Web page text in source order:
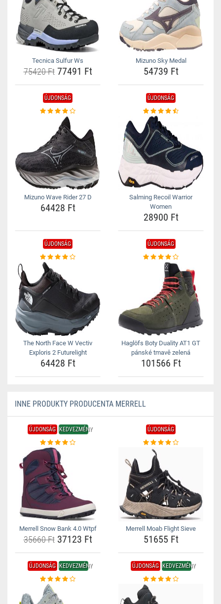
Tecnica Sulfur Ws
75420 Ft77491 Ft
Mizuno Sky Medal
54739 Ft
ÚJDONSÁG
Mizuno Wave Rider 27 D
64428 Ft
ÚJDONSÁG
Salming Recoil Warrior
Women
28900 Ft
ÚJDONSÁG
The North Face W Vectiv
Exploris 2 Futurelight
64428 Ft
ÚJDONSÁG
Haglöfs Boty Duality AT1 GT
pánské tmavě zelená
101566 Ft
INNE PRODUKTY PRODUCENTA MERRELL
ÚJDONSÁG KEDVEZMÉNY
Merrell Snow Bank 4.0 Wtpf
35660 Ft37123 Ft
ÚJDONSÁG
Merrell Moab Flight Sieve
51655 Ft
ÚJDONSÁG KEDVEZMÉNY ÚJDONSÁG KEDVEZMÉNY